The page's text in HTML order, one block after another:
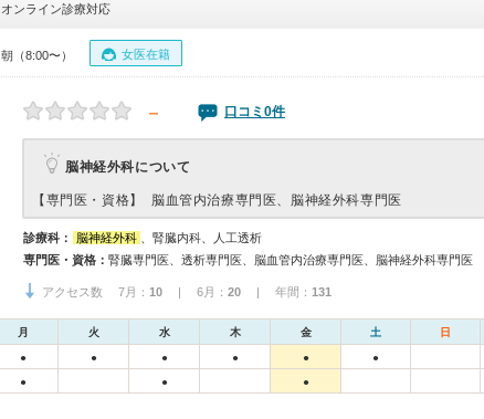
オンライン診療対応
朝（8:00〜） 女医在籍
－ 口コミ0件
脳神経外科について
【専門医・資格】 脳血管内治療専門医、脳神経外科専門医
診療科： 脳神経外科
、腎臓内科、人工透析
専門医・資格： 腎臓専門医、透析専門医、脳血管内治療専門医、脳神経外科専門医
アクセス数 7月： 10 | 6月： 20 | 年間： 131
月 火 水 木 金 土 日
● ● ● ● ● ●
● ● ●